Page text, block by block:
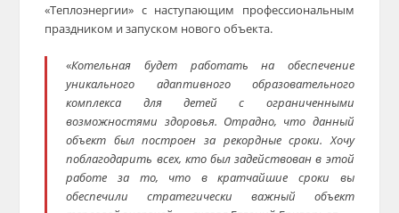
«Теплоэнергии» с наступающим профессиональным
праздником и запуском нового объекта.
«Котельная будет работать на обеспечение
уникального адаптивного образовательного
комплекса для детей с ограниченными
возможностями здоровья. Отрадно, что данный
объект был построен за рекордные сроки. Хочу
поблагодарить всех, кто был задействован в этой
работе за то, что в кратчайшие сроки вы
обеспечили стратегически важный объект